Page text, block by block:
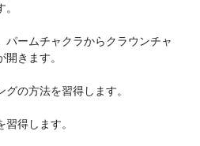
パームチャクラからクラウンチャ
きます。
の方法を習得します。
得します。